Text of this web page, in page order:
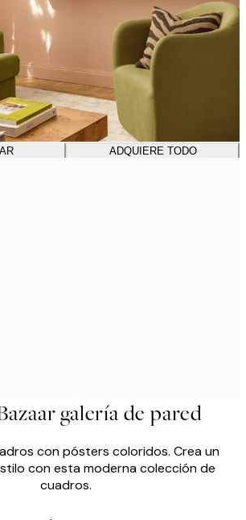
ADQUIERE TODO
galería de pared
con pósters coloridos. Crea un
con esta moderna colección de
cuadros.